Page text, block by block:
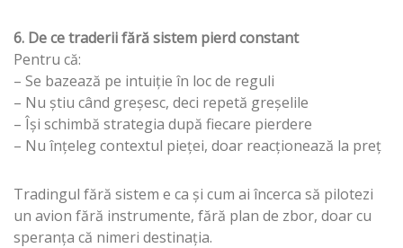
6. De ce traderii fără sistem pierd constant
Pentru că:
– Se bazează pe intuiție în loc de reguli
– Nu știu când greșesc, deci repetă greșelile
– Își schimbă strategia după fiecare pierdere
– Nu înțeleg contextul pieței, doar reacționează la preț
Tradingul fără sistem e ca și cum ai încerca să pilotezi
un avion fără instrumente, fără plan de zbor, doar cu
speranța că nimeri destinația.